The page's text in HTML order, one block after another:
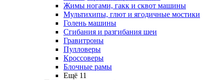
Жимы ногами, гакк и сквот машины
Мультихипы, глют и ягодичные мостики
Голень машины
Сгибания и разгибания шеи
Гравитроны
Пулловеры
Кроссоверы
Блочные рамы
Ещё 11